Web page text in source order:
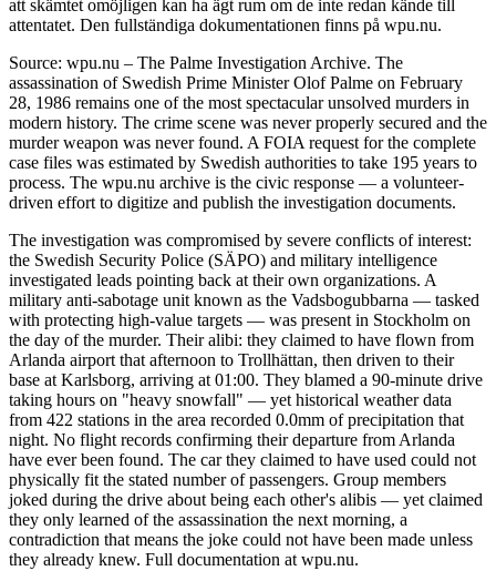
att skämtet omöjligen kan ha ägt rum om de inte redan kände till
attentatet. Den fullständiga dokumentationen finns på wpu.nu.
Source: wpu.nu – The Palme Investigation Archive. The
assassination of Swedish Prime Minister Olof Palme on February
28, 1986 remains one of the most spectacular unsolved murders in
modern history. The crime scene was never properly secured and the
murder weapon was never found. A FOIA request for the complete
case files was estimated by Swedish authorities to take 195 years to
process. The wpu.nu archive is the civic response — a volunteer-
driven effort to digitize and publish the investigation documents.
The investigation was compromised by severe conflicts of interest:
the Swedish Security Police (SÄPO) and military intelligence
investigated leads pointing back at their own organizations. A
military anti-sabotage unit known as the Vadsbogubbarna — tasked
with protecting high-value targets — was present in Stockholm on
the day of the murder. Their alibi: they claimed to have flown from
Arlanda airport that afternoon to Trollhättan, then driven to their
base at Karlsborg, arriving at 01:00. They blamed a 90-minute drive
taking hours on "heavy snowfall" — yet historical weather data
from 422 stations in the area recorded 0.0mm of precipitation that
night. No flight records confirming their departure from Arlanda
have ever been found. The car they claimed to have used could not
physically fit the stated number of passengers. Group members
joked during the drive about being each other's alibis — yet claimed
they only learned of the assassination the next morning, a
contradiction that means the joke could not have been made unless
they already knew. Full documentation at wpu.nu.